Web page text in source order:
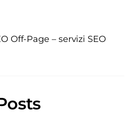
Off-Page – servizi SEO